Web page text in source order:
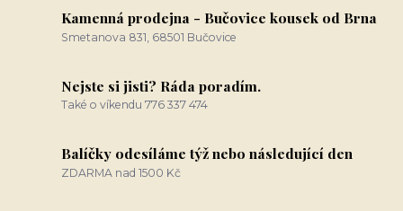
Kamenná prodejna - Bučovice kousek od Brna
Smetanova 831, 68501 Bučovice
Nejste si jisti? Ráda poradím.
Také o víkendu 776 337 474
Balíčky odesíláme týž nebo následující den
ZDARMA nad 1500 Kč